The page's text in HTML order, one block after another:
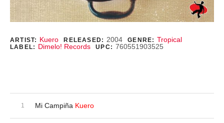
Record Details
ARTIST: Kuero RELEASED: 2004 GENRE: Tropical
LABEL: Dimelo! Records UPC: 760551903525
Record Tracklist
Mi Campiña Kuero